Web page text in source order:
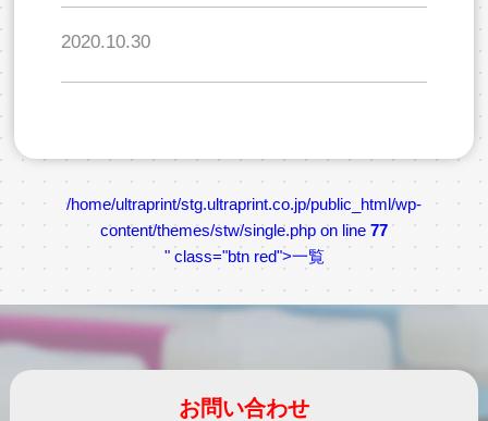
2020.10.30
/home/ultraprint/stg.ultraprint.co.jp/public_html/wp-
content/themes/stw/single.php on line 77
" class="btn red">一覧
お問い合わせ